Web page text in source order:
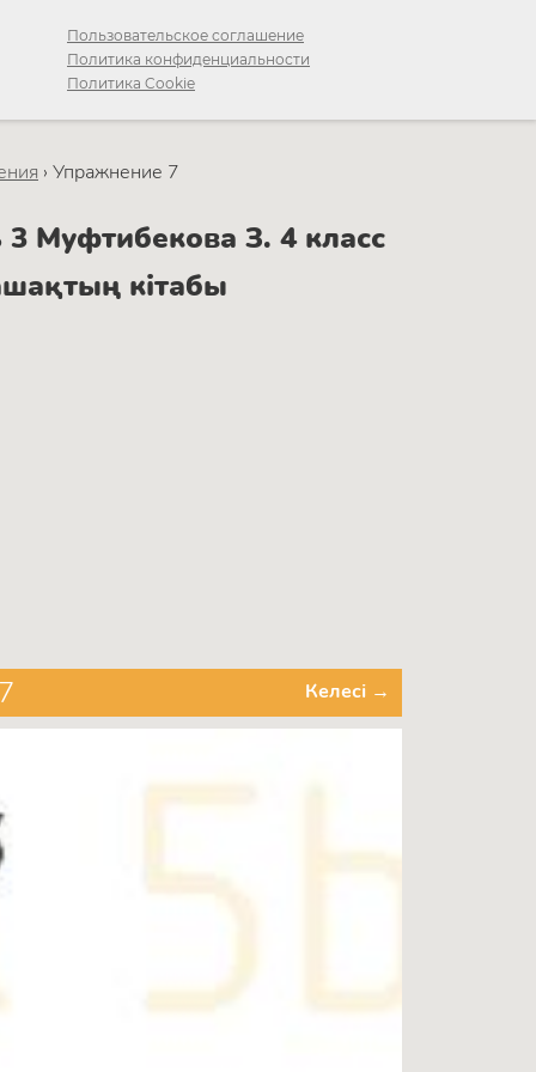
Пользовательское соглашение
Политика конфиденциальности
Политика Cookie
› Упражнение 7
Муфтибекова З. 4 класс
кітабы
Келесі →